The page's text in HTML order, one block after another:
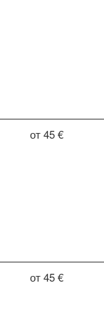
от 45 €
от 45 €